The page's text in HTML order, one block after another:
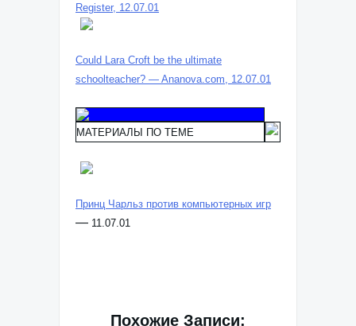
Register, 12.07.01
Could Lara Croft be the ultimate
schoolteacher? — Ananova.com, 12.07.01
МАТЕРИАЛЫ ПО ТЕМЕ
Принц Чарльз против компьютерных игр
— 11.07.01
Похожие Записи: